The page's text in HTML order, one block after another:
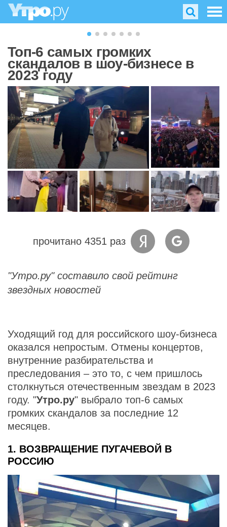
Топ-6 самых громких
скандалов в шоу-бизнесе в
2023 году
прочитано 4351 раз
"Утро.ру" составило свой рейтинг
звездных новостей
Уходящий год для российского шоу-бизнеса
оказался непростым. Отмены концертов,
внутренние разбирательства и
преследования – это то, с чем пришлось
столкнуться отечественным звездам в 2023
году. "Утро.ру" выбрало топ-6 самых
громких скандалов за последние 12
месяцев.
1. ВОЗВРАЩЕНИЕ ПУГАЧЕВОЙ В
РОССИЮ